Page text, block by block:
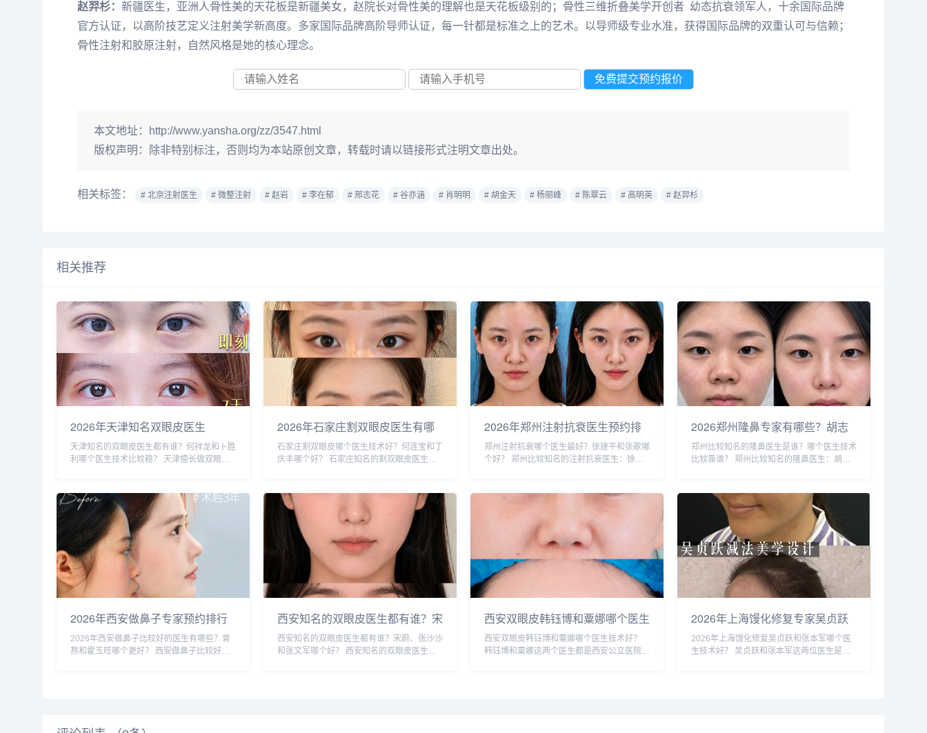
赵羿杉： 新疆医生，亚洲人骨性美的天花板是新疆美女，赵院长对骨性美的理解也是天花板级别的；骨性三维折叠美学开创者 幼态抗衰领军人，十余国际品牌
官方认证，以高阶技艺定义注射美学新高度。多家国际品牌高阶导师认证，每一针都是标准之上的艺术。以导师级专业水准，获得国际品牌的双重认可与信赖；
骨性注射和胶原注射，自然风格是她的核心理念。
本文地址：
http://www.yansha.org/zz/3547.html
版权声明：
除非特别标注，否则均为本站原创文章，转载时请以链接形式注明文章出处。
相关标签： # 北京注射医生 # 微整注射 # 赵岩 # 李在郁 # 邢志花 # 谷亦涵 # 肖明明 # 胡金天 # 杨丽峰 # 陈翠云 # 高明英 # 赵羿杉
相关推荐
2026年天津知名双眼皮医生
TOP6：何祥龙、卜胜利、关迪
剑、邵妍、夏红福、毕小丽:好？
天津知名的双眼皮医生都有谁？何祥龙和卜胜
利哪个医生技术比较稳？ 天津擅长做双眼皮
其何医生和卜医生咨询和预约的最多，据顾
客...
2026年石家庄割双眼皮医生有哪
些？2026年石家庄双眼皮专家预
约排行榜前十名大全
石家庄割双眼皮哪个医生技术好？何连宝和丁
庆丰哪个好？ 石家庄知名的割双眼皮医生：
等，哪个医生技术更好呢？我们一起来分析
下...
2026年郑州注射抗衰医生预约排
行榜：徐建平、张歌、赵永华、张
婉霞、王妍芝、唐喜、李娟、朱怡
郑州注射抗衰哪个医生最好？徐建平和张歌哪
个好？ 郑州比较知名的注射抗衰医生：徐建
约最多的医生，咨询预约添加微信号：bia...
2026郑州隆鼻专家有哪些？胡志
成、周蔚、张海洋、王启立、张
鹏、李冰谁做鼻子更好？
郑州比较知名的隆鼻医生是谁？哪个医生技术
比较靠谱？ 郑州比较知名的隆鼻医生：胡志
更靠谱些，咨询预约添加微信号：bianm...
2026年西安做鼻子专家预约排行
榜TOP5：曾熬、霍玉旺、房志
强、蒋立、刘宝军哪个更好？
2026年西安做鼻子比较好的医生有哪些？曾
熬和霍玉旺哪个更好？ 西安做鼻子比较好的
西安知名的双眼皮医生都有谁？宋
蔚、张沙沙、韩钰博、王璇、张文
军谁做双眼皮更好？
西安知名的双眼皮医生都有谁？宋蔚、张沙沙
和张文军哪个好？ 西安知名的双眼皮医生：
西安双眼皮韩钰博和粟娜哪个医生
做双眼皮技术好？
西安双眼皮韩钰博和粟娜哪个医生技术好？
韩钰博和粟娜这两个医生都是西安公立医院的
2026年上海馒化修复专家吴贞跃
和张本军哪个医生做馒化修复技术
好？
2026年上海馒化修复吴贞跃和张本军哪个医
生技术好？ 吴贞跃和张本军这两位医生是上